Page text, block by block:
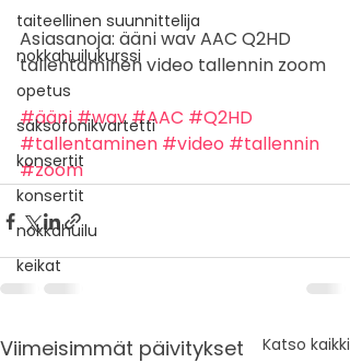
taiteellinen suunnittelija
nokkahuilukurssi
opetus
saksofonikvartetti
konsertit
konsertit
nokkahuilu
keikat
Asiasanoja: ääni wav AAC Q2HD
tallentaminen video tallennin zoom
#ääni #wav#AAC #Q2HD
#tallentaminen #video #tallennin
#zoom
Viimeisimmät päivitykset Katso kaikki